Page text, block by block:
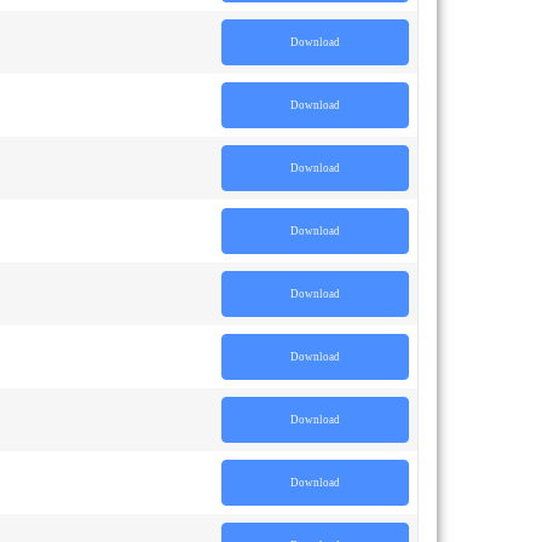
Download
Download
Download
Download
Download
Download
Download
Download